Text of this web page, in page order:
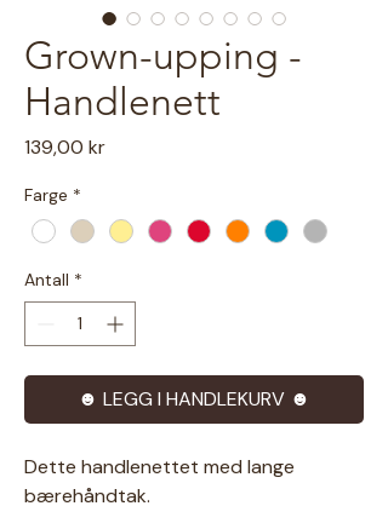
Grown-upping -
Handlenett
139,00 krPris
Farge *
Antall *
☻ LEGG I HANDLEKURV ☻
Dette handlenettet med lange
bærehåndtak.